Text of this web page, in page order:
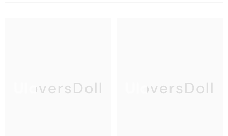
UloversDoll UloversDoll